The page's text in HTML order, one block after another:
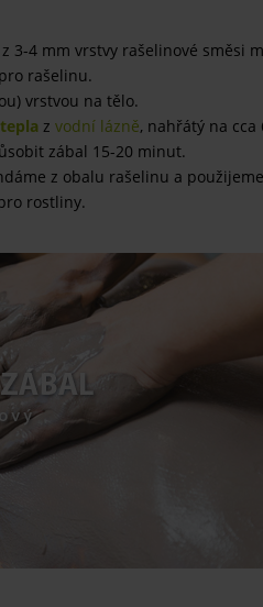
3-4 mm vrstvy rašelinové směsi
rašelinu.
vrstvou na tělo.
z vodní lázně, nahřátý na cca
zábal 15-20 minut.
z obalu rašelinu a
rostliny.